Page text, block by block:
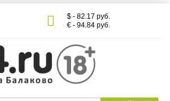
$ - 82.17 руб.
€ - 94.84 руб.